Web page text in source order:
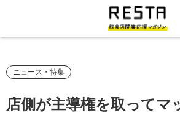
居抜き売却市場
ニュース・特集
店側が主導権を取ってマ